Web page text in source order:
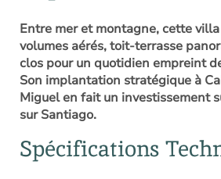
Entre mer et montagne, cette
volumes aérés, toit-terrasse
clos pour un quotidien empreint
Son implantation stratégique à
Miguel en fait un investissement
sur Santiago.
Spécifications